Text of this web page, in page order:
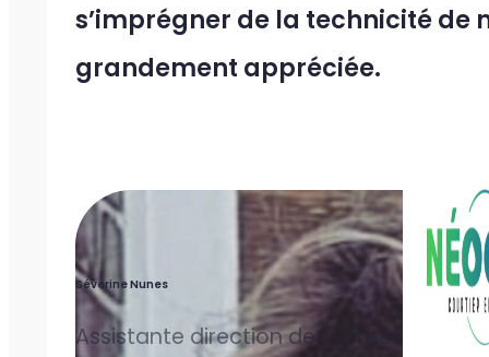
s’imprégner de la technicité de
grandement appréciée.
Séverine Nunes
Assistante direction des ventes